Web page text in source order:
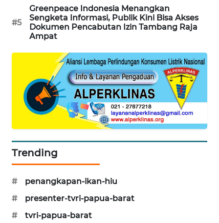
#5
Greenpeace Indonesia Menangkan
Sengketa Informasi, Publik Kini Bisa Akses
Dokumen Pencabutan Izin Tambang Raja
Ampat
Trending
#
penangkapan-ikan-hiu
#
presenter-tvri-papua-barat
#
tvri-papua-barat